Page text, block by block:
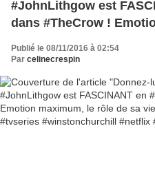
#JohnLithgow est
dans #TheCrow !
sa vie ❤️ ... ...
#winstonchurchill
Publié le 08/11/2016 à 02:54
Par celinecrespin